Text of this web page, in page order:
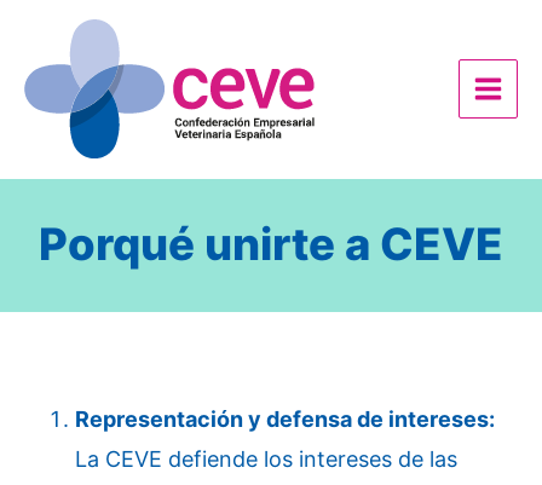
contenido
Porqué unirte a CEVE
Representación y defensa de intereses:
La CEVE defiende los intereses de las